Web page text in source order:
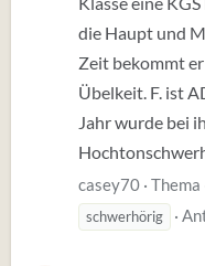
die Haupt und
Zeit bekommt
Übelkeit. F. ist
Jahr wurde bei
casey70 Thema
schwerhörig